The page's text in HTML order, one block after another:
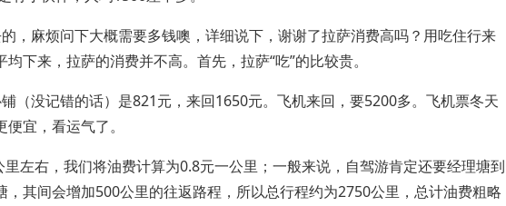
，麻烦问下大概需要多钱噢，详细说下，谢谢了拉萨消费高吗？用吃住行来
下来，拉萨的消费并不高。首先，拉萨“吃”的比较贵。
（没记错的话）是821元，来回1650元。飞机来回，要5200多。飞机票冬天
宜，看运气了。
左右，我们将油费计算为0.8元一公里；一般来说，自驾游肯定还要经理塘到
其间会增加500公里的往返路程，所以总行程约为2750公里，总计油费粗略